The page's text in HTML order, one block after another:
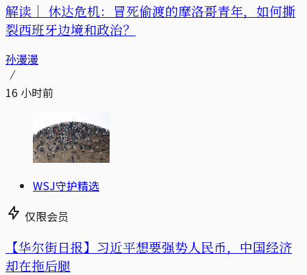
解读｜ 休达危机：冒死偷渡的摩洛哥青年，如何撕
裂西班牙边境和政治？
孙漫漫
16 小时前
WSJ守护精选
仅限会员
【华尔街日报】习近平想要强势人民币，中国经济
却在拖后腿